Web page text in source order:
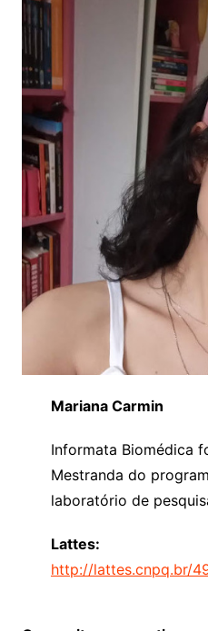
Mariana Carmin
Informata Biomédica
Mestranda do
laboratório de
Lattes:
http://lattes.cnpq.br/